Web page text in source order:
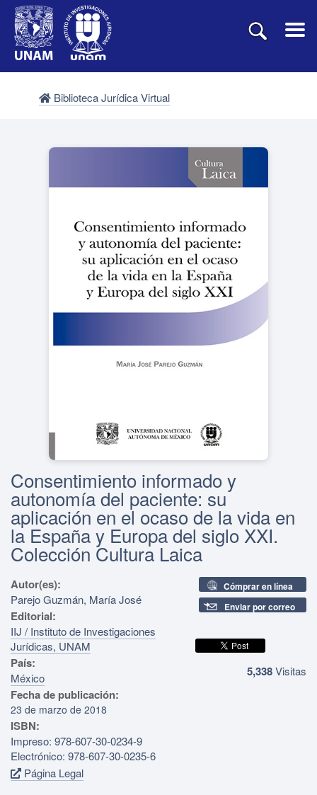
Biblioteca Jurídica Virtual
Consentimiento informado y
autonomía del paciente: su
aplicación en el ocaso de la vida en
la España y Europa del siglo XXI.
Colección Cultura Laica
Autor(es):
Parejo Guzmán, María José
Editorial:
IIJ / Instituto de Investigaciones
Jurídicas, UNAM
País:
México
Fecha de publicación:
23 de marzo de 2018
ISBN:
Impreso: 978-607-30-0234-9
Electrónico: 978-607-30-0235-6
Página Legal
Cómprar en línea
Enviar por correo
5,338Visitas